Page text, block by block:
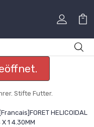
Stifte Futter.
HELICOIDAL
1 4.30MM